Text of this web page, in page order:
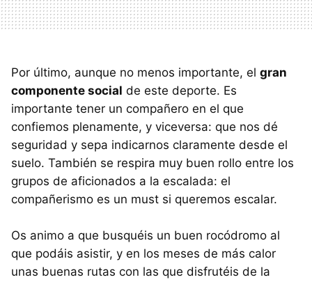
Por último, aunque no menos importante, el gran
componente social de este deporte. Es
importante tener un compañero en el que
confiemos plenamente, y viceversa: que nos dé
seguridad y sepa indicarnos claramente desde el
suelo. También se respira muy buen rollo entre los
grupos de aficionados a la escalada: el
compañerismo es un must si queremos escalar.
Os animo a que busquéis un buen rocódromo al
que podáis asistir, y en los meses de más calor
unas buenas rutas con las que disfrutéis de la